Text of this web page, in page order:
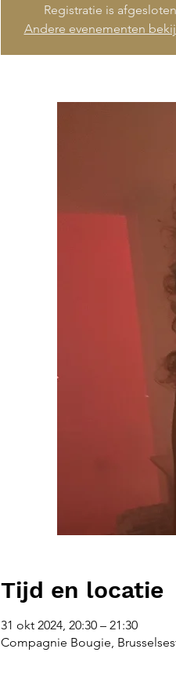
Registratie is afgesloten
Andere evenementen
Tijd en locatie
31 okt 2024, 20:30 – 21:30
Compagnie Bougie,